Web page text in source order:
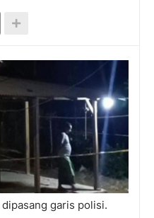
garis polisi.